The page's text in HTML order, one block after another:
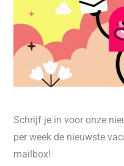
Schrijf je in voor onze
per week de nieuwste
mailbox!